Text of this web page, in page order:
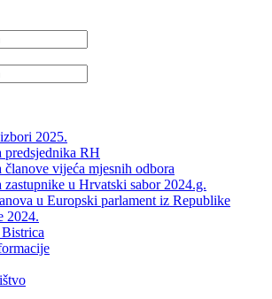
2025.
predsjednika RH
članove vijeća mjesnih odbora
zastupnike u Hrvatski sabor 2024.g.
u Europski parlament iz Republike
2024.